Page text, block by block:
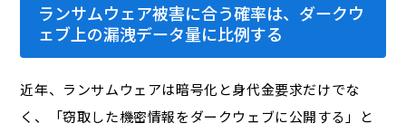
ランサムウェア被害に合う確率は、ダークウ
ェブ上の漏洩データ量に比例する
近年、ランサムウェアは暗号化と身代金要求だけでな
く、「窃取した機密情報をダークウェブに公開する」と